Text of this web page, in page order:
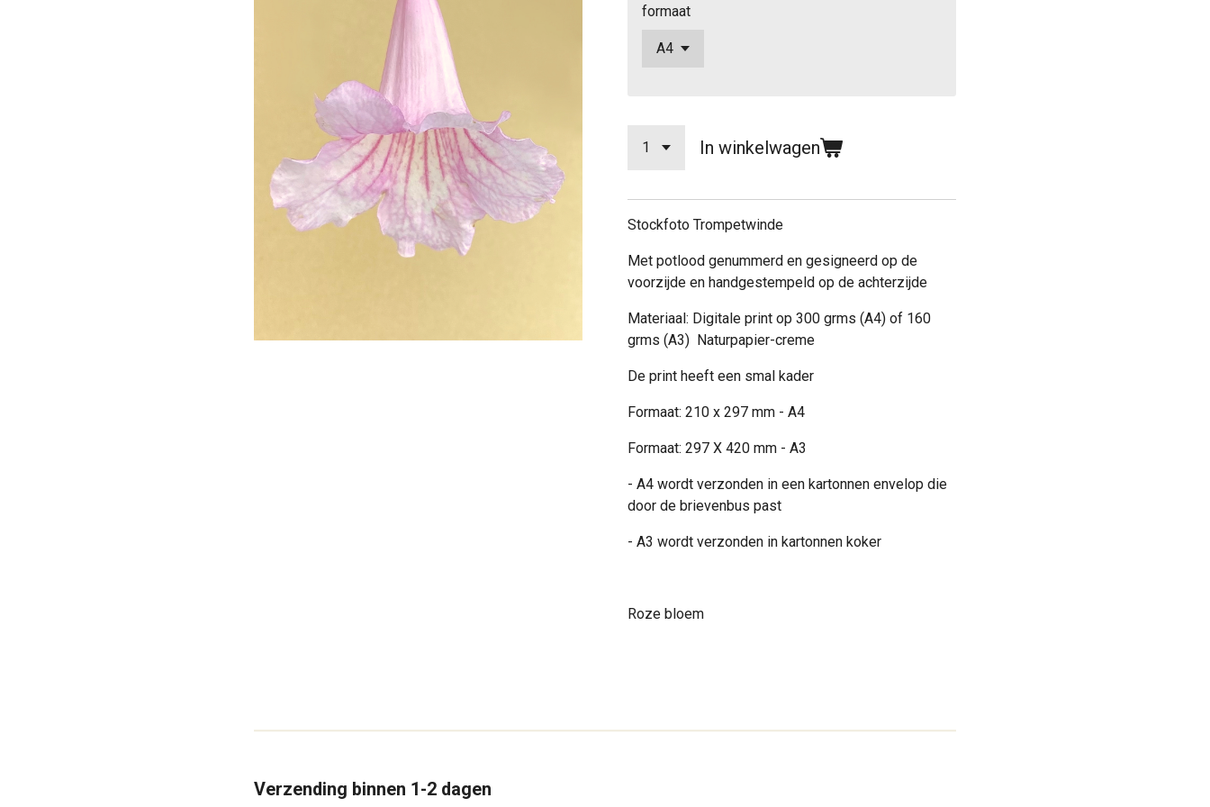
formaat
In winkelwagen
Stockfoto Trompetwinde
Met potlood genummerd en gesigneerd op de
voorzijde en handgestempeld op de achterzijde
Materiaal: Digitale print op 300 grms (A4) of 160
grms (A3) Naturpapier-creme
De print heeft een smal kader
Formaat: 210 x 297 mm - A4
Formaat: 297 X 420 mm - A3
- A4 wordt verzonden in een kartonnen envelop die
door de brievenbus past
- A3 wordt verzonden in kartonnen koker
Roze bloem
Verzending binnen 1-2 dagen